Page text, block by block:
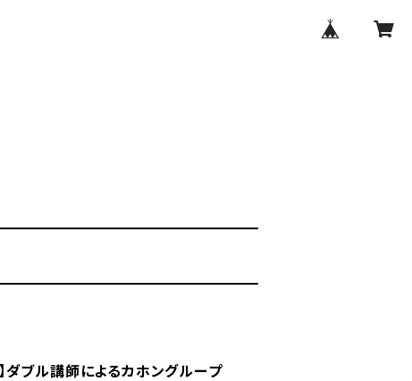
ダブル講師によるカホングループ